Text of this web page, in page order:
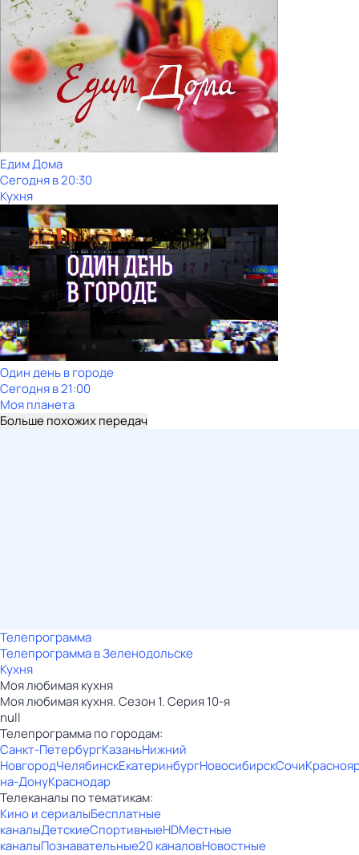
Едим Дома
Сегодня в 20:30
Кухня
Один день в городе
Сегодня в 21:00
Моя планета
Больше похожих передач
Телепрограмма
Телепрограмма в Зеленодольске
Кухня
Моя любимая кухня
Моя любимая кухня. Сезон 1. Серия 10-я
null
Телепрограмма по городам:
Санкт-ПетербургКазаньНижний
НовгородЧелябинскЕкатеринбургНовосибирскСочи
на-ДонуКраснодар
Телеканалы по тематикам:
Кино и сериалыБесплатные
каналыДетскиеСпортивныеHDМестные
каналыПознавательные20 каналовНовостные